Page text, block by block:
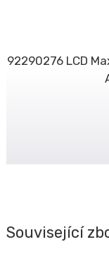
92290276 LCD
Související